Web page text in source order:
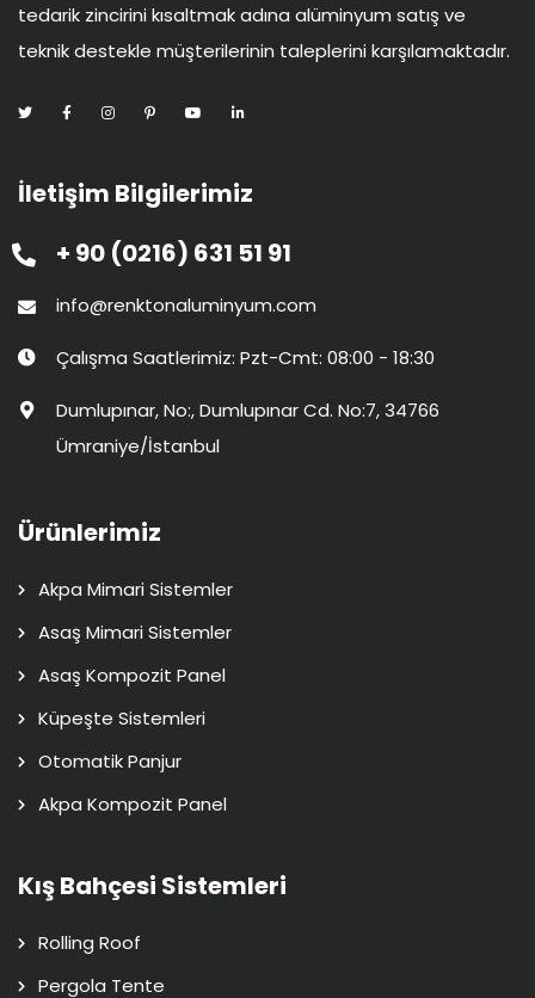
tedarik zincirini kısaltmak adına alüminyum satış ve
teknik destekle müşterilerinin taleplerini karşılamaktadır.
İletişim Bilgilerimiz
+ 90 (0216) 631 51 91
info@renktonaluminyum.com
Çalışma Saatlerimiz: Pzt-Cmt: 08:00 - 18:30
Dumlupınar, No:, Dumlupınar Cd. No:7, 34766
Ümraniye/İstanbul
Ürünlerimiz
Akpa Mimari Sistemler
Asaş Mimari Sistemler
Asaş Kompozit Panel
Küpeşte Sistemleri
Otomatik Panjur
Akpa Kompozit Panel
Kış Bahçesi Sistemleri
Rolling Roof
Pergola Tente